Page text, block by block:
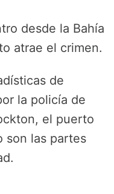
desde la Bahía
atrae el crimen.
de
la policía de
el puerto
son las partes